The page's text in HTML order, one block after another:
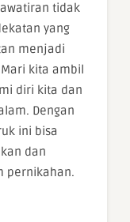
tidak
yang
menjadi
kita ambil
diri kita dan
Dengan
ini bisa
dan
pernikahan.